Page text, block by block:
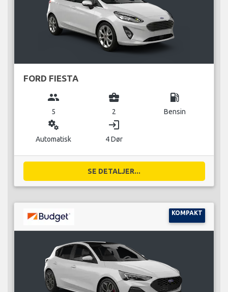
FORD FIESTA
group
5
business_center
2
local_gas_station
Bensin
miscellaneous_services
Automatisk
login
4 Dør
SE DETALJER...
KOMPAKT